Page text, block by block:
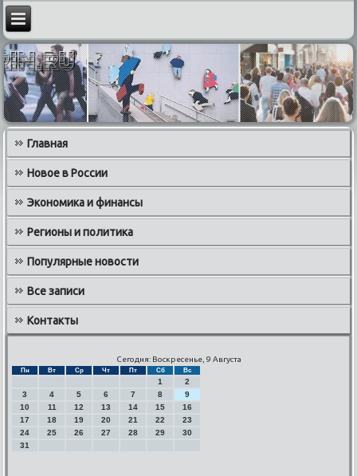
Главная
Новое в России
Экономика и финансы
Регионы и политика
Популярные новости
Все записи
Контакты
Сегодня: Воскресенье, 9 Августа
Пн Вт Ср Чт Пт Сб Вс
1
2
3
4 5 6 7 8
9
10
11 12 13 14 15
16
17
18 19 20 21 22
23
24
25 26 27 28 29
30
31